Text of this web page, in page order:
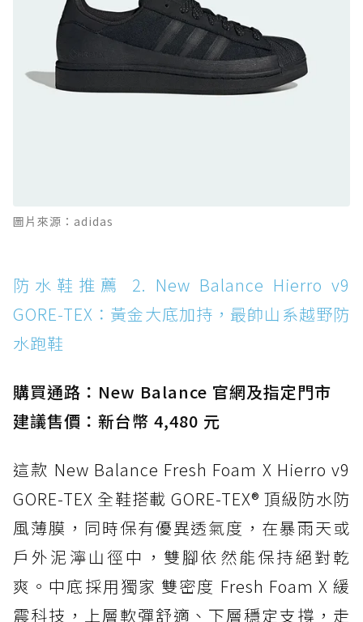
防水鞋推薦 10. PUMA Voyage NITRO™ 4
GORE-TEX：氮氣中底注入，回彈與防滑兼具的
全天候越野跑鞋
防水鞋推薦 11. On Cloudhorizon 2 WP：腳
感軟彈、搭載 Missiongrip™ 的防水輕越野鞋
Boot：馬汀首款雨靴登場，經典八孔加上全防
防水鞋推薦 14. SKECHERS BADGER
WATERPROOF：一踩即穿懶人神器！搭載固特
異大底與全防水厚底健走鞋
防水鞋推薦 15. Brooks Cascadia 19 GTX：注
圖片來源：adidas
防水鞋推薦 2. New Balance Hierro v9
GORE-TEX：黃金大底加持，最帥山系越野防
水跑鞋
購買通路：New Balance 官網及指定門市
建議售價：新台幣 4,480 元
這款 New Balance Fresh Foam X Hierro v9
GORE-TEX 全鞋搭載 GORE-TEX® 頂級防水防
風薄膜，同時保有優異透氣度，在暴雨天或
戶外泥濘山徑中，雙腳依然能保持絕對乾
爽。中底採用獨家 雙密度 Fresh Foam X 緩
震科技，上層軟彈舒適、下層穩定支撐，走